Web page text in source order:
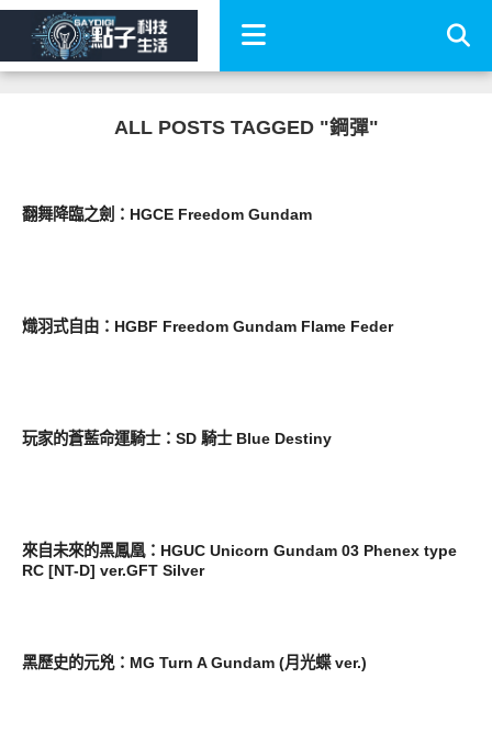
ALL POSTS TAGGED "鋼彈"
翻舞降臨之劍：HGCE Freedom Gundam
熾羽式自由：HGBF Freedom Gundam Flame Feder
玩家的蒼藍命運騎士：SD 騎士 Blue Destiny
來自未來的黑鳳凰：HGUC Unicorn Gundam 03 Phenex type
RC [NT-D] ver.GFT Silver
黑歷史的元兇：MG Turn A Gundam (月光蝶 ver.)